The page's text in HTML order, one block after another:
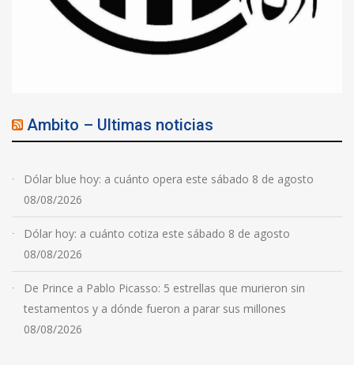
Ambito – Ultimas noticias
Dólar blue hoy: a cuánto opera este sábado 8 de agosto
08/08/2026
Dólar hoy: a cuánto cotiza este sábado 8 de agosto
08/08/2026
De Prince a Pablo Picasso: 5 estrellas que murieron sin
testamentos y a dónde fueron a parar sus millones
08/08/2026